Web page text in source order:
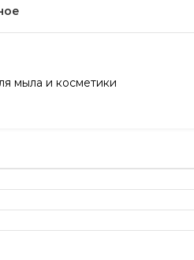
мыла и косметики